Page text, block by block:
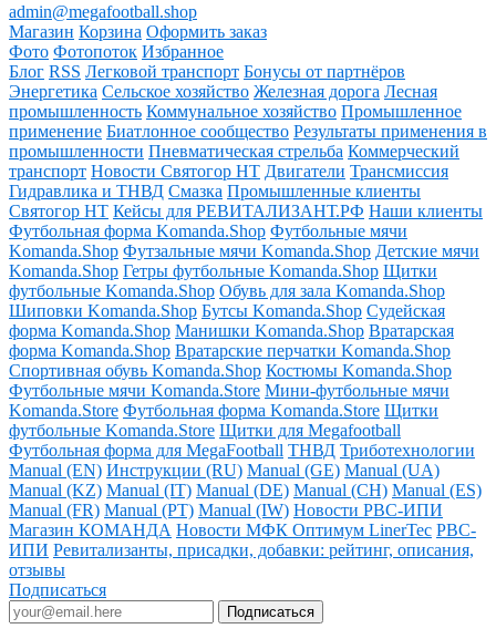
admin@megafootball.shop
Магазин Корзина Оформить заказ
Фото Фотопоток Избранное
Блог RSS Легковой транспорт Бонусы от партнёров
Энергетика Сельское хозяйство Железная дорога Лесная
промышленность Коммунальное хозяйство Промышленное
применение Биатлонное сообщество Результаты применения в
промышленности Пневматическая стрельба Коммерческий
транспорт Новости Святогор НТ Двигатели Трансмиссия
Гидравлика и ТНВД Смазка Промышленные клиенты
Святогор НТ Кейсы для РЕВИТАЛИЗАНТ.РФ Наши клиенты
Футбольная форма Komanda.Shop Футбольные мячи
Komanda.Shop Футзальные мячи Komanda.Shop Детские мячи
Komanda.Shop Гетры футбольные Komanda.Shop Щитки
футбольные Komanda.Shop Обувь для зала Komanda.Shop
Шиповки Komanda.Shop Бутсы Komanda.Shop Судейская
форма Komanda.Shop Манишки Komanda.Shop Вратарская
форма Komanda.Shop Вратарские перчатки Komanda.Shop
Спортивная обувь Komanda.Shop Костюмы Komanda.Shop
Футбольные мячи Komanda.Store Мини-футбольные мячи
Komanda.Store Футбольная форма Komanda.Store Щитки
футбольные Komanda.Store Щитки для Megafootball
Футбольная форма для MegaFootball ТНВД Триботехнологии
Manual (EN) Инструкции (RU) Manual (GE) Manual (UA)
Manual (KZ) Manual (IT) Manual (DE) Manual (CH) Manual (ES)
Manual (FR) Manual (PT) Manual (IW) Новости РВС-ИПИ
Магазин КОМАНДА Новости МФК Оптимум LinerTec РВС-
ИПИ Ревитализанты, присадки, добавки: рейтинг, описания,
отзывы
Подписаться